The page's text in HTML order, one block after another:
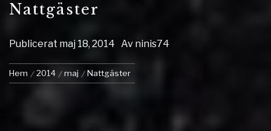
Nattgäster
Publicerat maj 18, 2014 Av ninis74
Hem 2014 maj Nattgäster